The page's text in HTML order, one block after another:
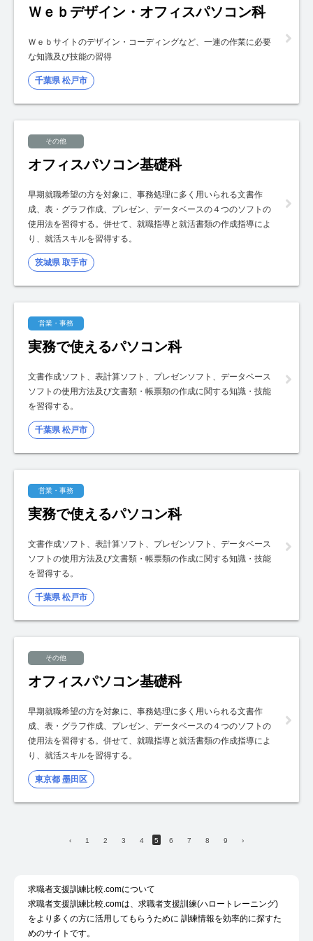
Ｗｅｂデザイン・オフィスパソコン科
Ｗｅｂサイトのデザイン・コーディングなど、一連の作業に必要
な知識及び技能の習得
千葉県 松戸市
その他
オフィスパソコン基礎科
早期就職希望の方を対象に、事務処理に多く用いられる文書作
成、表・グラフ作成、プレゼン、データベースの４つのソフトの
使用法を習得する。併せて、就職指導と就活書類の作成指導によ
り、就活スキルを習得する。
茨城県 取手市
営業・事務
実務で使えるパソコン科
文書作成ソフト、表計算ソフト、プレゼンソフト、データベース
ソフトの使用方法及び文書類・帳票類の作成に関する知識・技能
を習得する。
千葉県 松戸市
営業・事務
実務で使えるパソコン科
文書作成ソフト、表計算ソフト、プレゼンソフト、データベース
ソフトの使用方法及び文書類・帳票類の作成に関する知識・技能
を習得する。
千葉県 松戸市
その他
オフィスパソコン基礎科
早期就職希望の方を対象に、事務処理に多く用いられる文書作
成、表・グラフ作成、プレゼン、データベースの４つのソフトの
使用法を習得する。併せて、就職指導と就活書類の作成指導によ
り、就活スキルを習得する。
東京都 墨田区
‹ 1 2 3 4 5 6 7 8 9 ›
求職者支援訓練比較.comについて
求職者支援訓練比較.comは、求職者支援訓練(ハロートレーニング)
をより多くの方に活用してもらうために 訓練情報を効率的に探すた
めのサイトです。